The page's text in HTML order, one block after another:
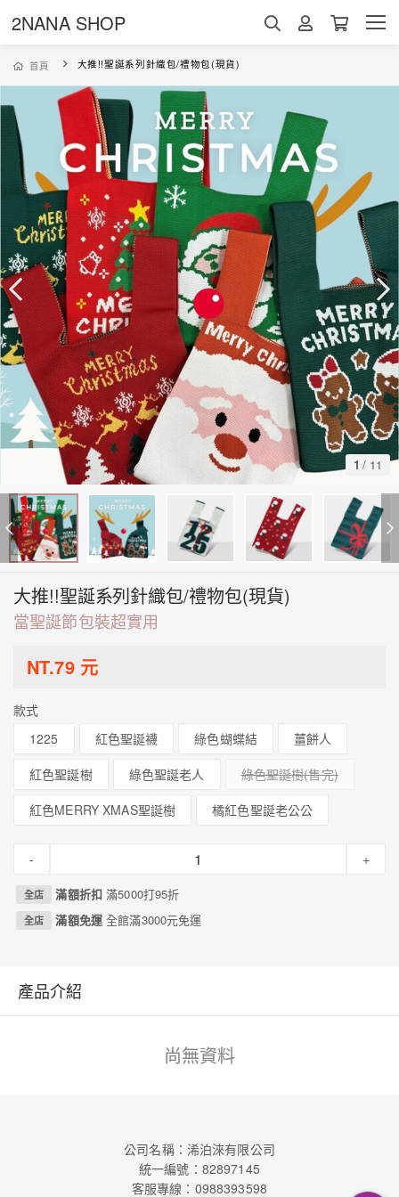
2NANA SHOP
首頁 大推!!聖誕系列針織包/禮物包(現貨)
1 / 11
大推!!聖誕系列針織包/禮物包(現貨)
當聖誕節包裝超實用
NT.79元
款式
1225
紅色聖誕襪 綠色蝴蝶結
薑餅人
紅色聖誕樹
綠色聖誕老人
綠色聖誕樹
紅色MERRY XMAS聖誕樹
橘紅色聖誕老公公
- +
全店 滿額折扣滿5000打95折
全店 滿額免運全館滿3000元免運
產品介紹
尚無資料
公司名稱：浠泊淶有限公司
統一編號：82897145
客服專線：0988393598